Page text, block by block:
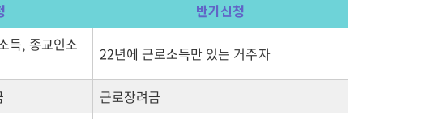
반기신청
득, 종교인소
22년에 근로소득만 있는 거주자
근로장려금